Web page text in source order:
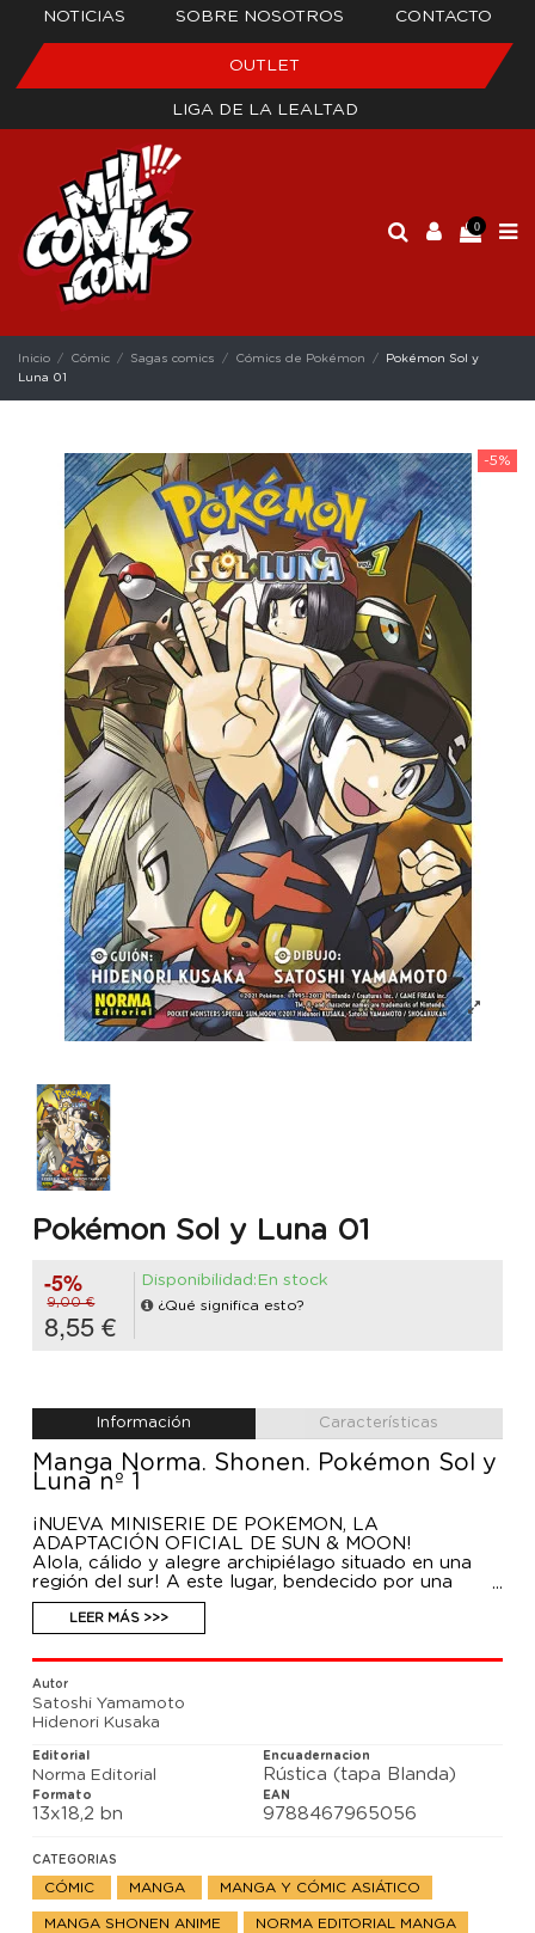
NOTICIAS SOBRE NOSOTROS CONTACTO
OUTLET
LIGA DE LA LEALTAD
0
Inicio Cómic Sagas comics Cómics de Pokémon
Pokémon Sol y
Luna 01
-5%
Pokémon Sol y Luna 01
-5%
9,00 €
8,55 €
Disponibilidad:En stock
¿Qué significa esto?
Información Características
Manga Norma. Shonen. Pokémon Sol y
Luna nº 1
¡NUEVA MINISERIE DE POKÉMON, LA
ADAPTACIÓN OFICIAL DE SUN & MOON!
Alola, cálido y alegre archipiélago situado en una
región del sur! A este lugar, bendecido por una
explosión de vivos colores gracias a una floración
que nunca cesa, llega Luna, una joven farmacéutica
con el cometido de entregar un Pokémon. En una
playa se encontrará a Sol, un repartidor
obsesionado con ahorrar cien millones...
LEER MÁS >>>
Autor
Satoshi Yamamoto
Hidenori Kusaka
Editorial
Norma Editorial
Encuadernacion
Rústica (tapa Blanda)
Formato
13x18,2 bn
EAN
9788467965056
CATEGORIAS
CÓMIC MANGA MANGA Y CÓMIC ASIÁTICO
MANGA SHONEN ANIME NORMA EDITORIAL MANGA